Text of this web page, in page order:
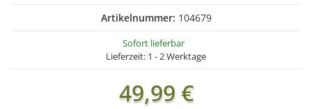
Artikelnummer: 104679
Sofort lieferbar
Lieferzeit: 1 - 2 Werktage
49,99 €